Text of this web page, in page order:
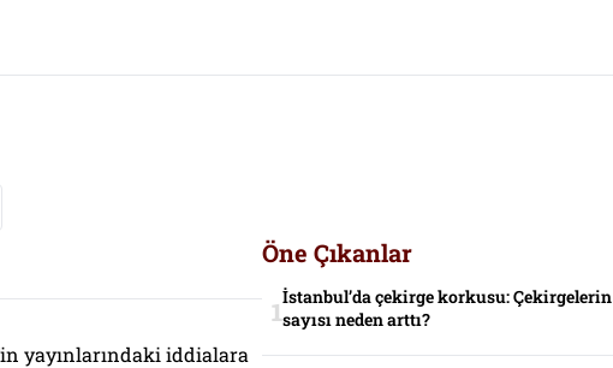
yayınlarındaki iddialara
Öne Çıkanlar
İstanbul’da çekirge korkusu: Çekirgelerin
sayısı neden arttı?